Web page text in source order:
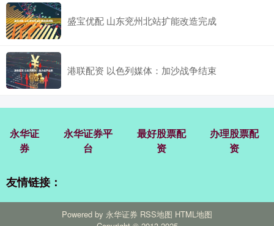
盛宝优配 山东兖州北站扩能改造完成
港联配资 以色列媒体：加沙战争结束
永华证
券
永华证券平
台
最好股票配
资
办理股票配
资
友情链接：
Powered by 永华证券 RSS地图 HTML地图